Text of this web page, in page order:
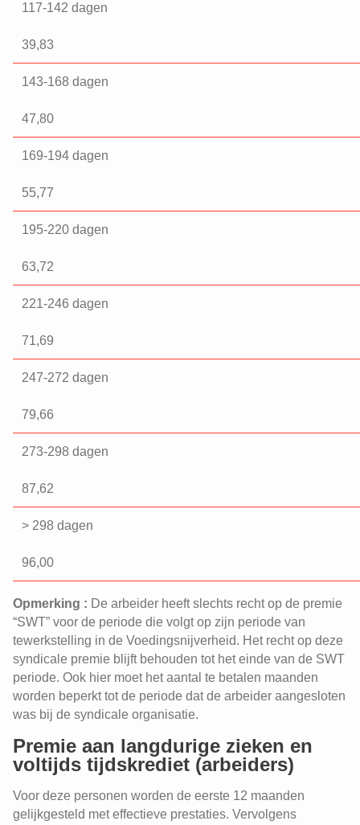
117-142 dagen
39,83
143-168 dagen
47,80
169-194 dagen
55,77
195-220 dagen
63,72
221-246 dagen
71,69
247-272 dagen
79,66
273-298 dagen
87,62
> 298 dagen
96,00
Opmerking : De arbeider heeft slechts recht op de premie
“SWT” voor de periode die volgt op zijn periode van
tewerkstelling in de Voedingsnijverheid. Het recht op deze
syndicale premie blijft behouden tot het einde van de SWT
periode. Ook hier moet het aantal te betalen maanden
worden beperkt tot de periode dat de arbeider aangesloten
was bij de syndicale organisatie.
Premie aan langdurige zieken en
voltijds tijdskrediet (arbeiders)
Voor deze personen worden de eerste 12 maanden
gelijkgesteld met effectieve prestaties. Vervolgens